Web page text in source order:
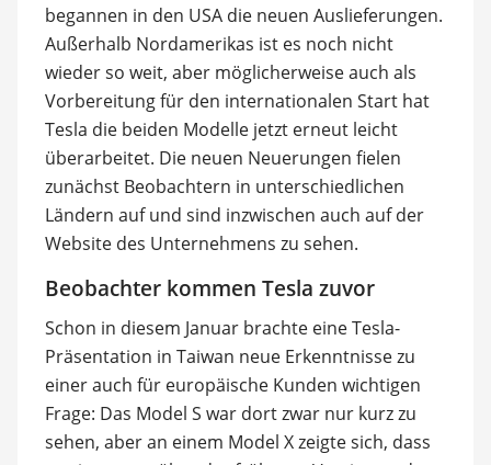
begannen in den USA die neuen Auslieferungen.
Außerhalb Nordamerikas ist es noch nicht
wieder so weit, aber möglicherweise auch als
Vorbereitung für den internationalen Start hat
Tesla die beiden Modelle jetzt erneut leicht
überarbeitet. Die neuen Neuerungen fielen
zunächst Beobachtern in unterschiedlichen
Ländern auf und sind inzwischen auch auf der
Website des Unternehmens zu sehen.
Beobachter kommen Tesla zuvor
Schon in diesem Januar brachte eine Tesla-
Präsentation in Taiwan neue Erkenntnisse zu
einer auch für europäische Kunden wichtigen
Frage: Das Model S war dort zwar nur kurz zu
sehen, aber an einem Model X zeigte sich, dass